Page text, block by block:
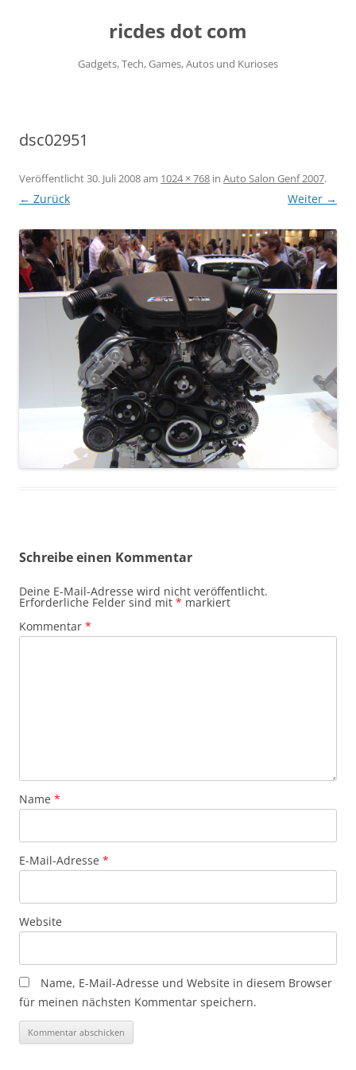
ricdes dot com
Gadgets, Tech, Games, Autos und Kurioses
dsc02951
Veröffentlicht30. Juli 2008am 1024 × 768 in Auto Salon Genf 2007.
← Zurück Weiter →
Schreibe einen Kommentar
Deine E-Mail-Adresse wird nicht veröffentlicht.
Erforderliche Felder sind mit * markiert
Kommentar *
Name *
E-Mail-Adresse *
Website
Name, E-Mail-Adresse und Website in diesem Browser
für meinen nächsten Kommentar speichern.